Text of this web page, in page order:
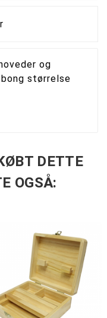
og
størrelse
DETTE
OGSÅ: